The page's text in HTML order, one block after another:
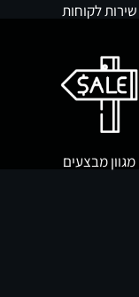
שירות לקוחות
מגוון מבצעים